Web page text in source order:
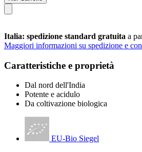
Italia: spedizione standard gratuita a
Maggiori informazioni su spedizione e
Caratteristiche e proprietà
Dal nord dell'India
Potente e acidulo
Da coltivazione biologica
EU-Bio Siegel